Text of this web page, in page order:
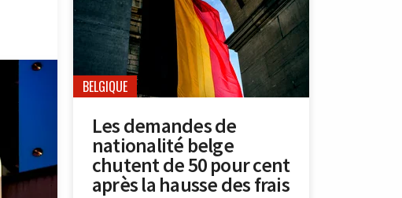
BELGIQUE
Les demandes de
nationalité belge
chutent de 50 pour cent
après la hausse des frais